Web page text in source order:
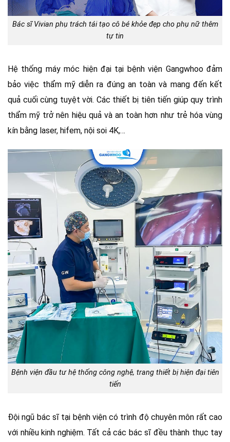
Bác sĩ Vivian phụ trách tái tạo cô bé khỏe đẹp cho phụ nữ thêm
tự tin
Hệ thống máy móc hiện đại tại bệnh viện Gangwhoo đảm
bảo việc thẩm mỹ diễn ra đúng an toàn và mang đến kết
quả cuối cùng tuyệt vời. Các thiết bị tiên tiến giúp quy trình
thẩm mỹ trở nên hiệu quả và an toàn hơn như trẻ hóa vùng
kín bằng laser, hifem, nội soi 4K,…
Bệnh viện đầu tư hệ thống công nghệ, trang thiết bị hiện đại tiên
tiến
Đội ngũ bác sĩ tại bệnh viện có trình độ chuyên môn rất cao
với nhiều kinh nghiệm. Tất cả các bác sĩ đều thành thục tay